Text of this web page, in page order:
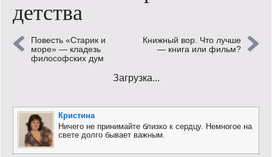
Кинообзор
Книгообзор
Поговорим?!
Риторика
детства
Повесть «Старик и
море» — кладезь
философских дум
Книжный вор. Что лучше
— книга или фильм?
Загрузка...
Кристина
Ничего не принимайте близко к сердцу. Немногое на
свете долго бывает важным.